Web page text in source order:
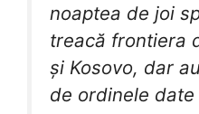
noaptea de joi
treacă frontiera
și Kosovo, dar
de ordinele